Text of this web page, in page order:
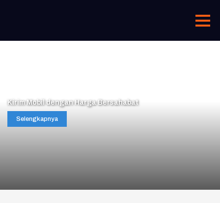
Kirim Mobil dengan Harga Bersahabat
Selengkapnya